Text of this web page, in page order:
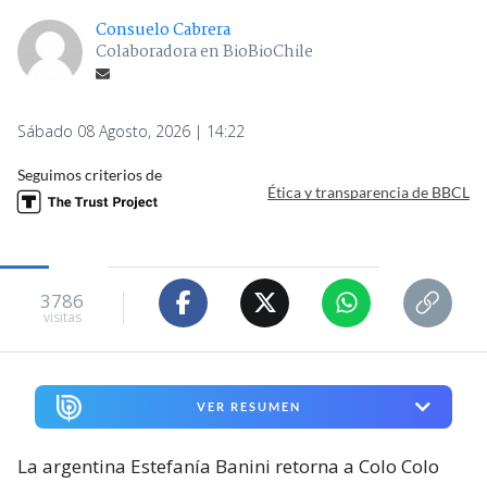
Consuelo Cabrera
Colaboradora en BioBioChile
Sábado 08 Agosto, 2026 | 14:22
Seguimos criterios de
Ética y transparencia de BBCL
3786
visitas
VER RESUMEN
La argentina Estefanía Banini retorna a Colo Colo